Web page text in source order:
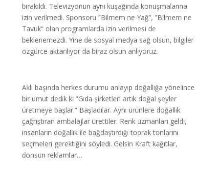
bırakıldı. Televizyonun aynı kuşağında konuşmalarına
izin verilmedi. Sponsoru ”Bilmem ne Yağ”, ”Bilmem ne
Tavuk” olan programlarda izin verilmesi de
beklenemezdi. Yine de sosyal medya sağ olsun, bilgiler
özgürce aktarılıyor da biraz olsun anlıyoruz.
Aklı başında herkes durumu anlayıp doğallığa yönelince
bir umut dedik ki ”Gıda şirketleri artık doğal şeyler
üretmeye başlar.” Başladılar. Aynı ürünlere doğallık
çağrıştıran ambalajlar ürettiler. Renk uzmanları geldi,
insanların doğallık ile bağdaştırdığı toprak tonlarını
seçmeleri gerektiğini söyledi. Gelsin Kraft kağıtlar,
dönsün reklamlar…